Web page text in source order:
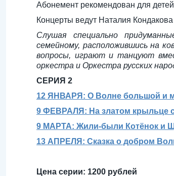
Абонемент рекомендован для
Концерты ведут Наталия
Слушая специально
семейному, расположившись на
вопросы, играют и танцуют
оркестра и Оркестра русских
СЕРИЯ 2
12 ЯНВАРЯ: О Волне большой и
9 ФЕВРАЛЯ: На златом крыльце
9 МАРТА: Жили-были Котёнок и
13 АПРЕЛЯ: Сказка о добром
Цена серии: 1200 рублей